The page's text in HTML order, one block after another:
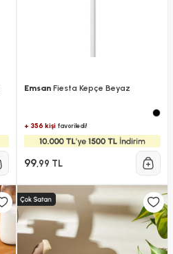
EmsanFiesta Kepçe Beyaz
+ 356 kişifavoriledi!
99,99 TL